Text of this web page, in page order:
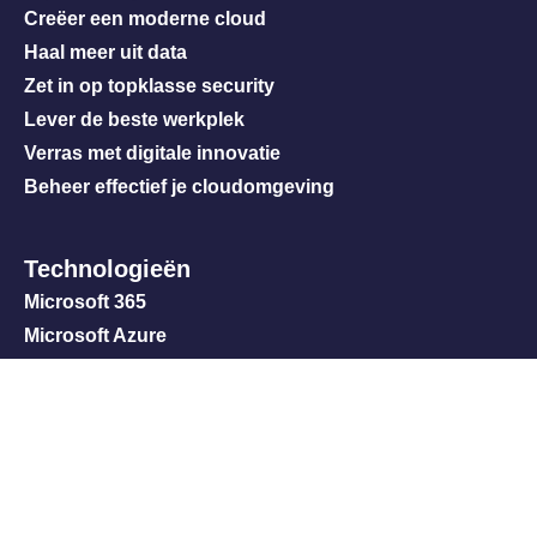
Creëer een moderne cloud
Haal meer uit data
Zet in op topklasse security
Lever de beste werkplek
Verras met digitale innovatie
Beheer effectief je cloudomgeving
Technologieën
Microsoft 365
Microsoft Azure